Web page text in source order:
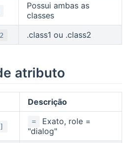
Possui ambas as
classes
.class1 ou .class2
atributo
Descrição
=
Exato, role =
"dialog"